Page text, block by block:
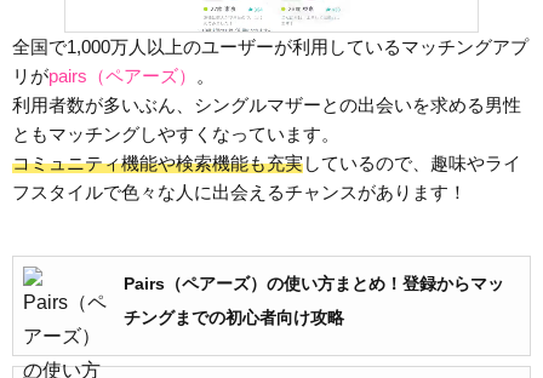
全国で1,000万人以上のユーザーが利用しているマッチングアプ
リがpairs（ペアーズ）
。
利用者数が多いぶん、シングルマザーとの出会いを求める男性
ともマッチングしやすくなっています。
コミュニティ機能や検索機能も充実しているので、趣味やライ
フスタイルで色々な人に出会えるチャンスがあります！
Pairs（ペアーズ）の使い方まとめ！登録からマッ
チングまでの初心者向け攻略